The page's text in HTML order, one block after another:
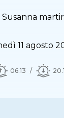
Susanna
11 agosto
06.13